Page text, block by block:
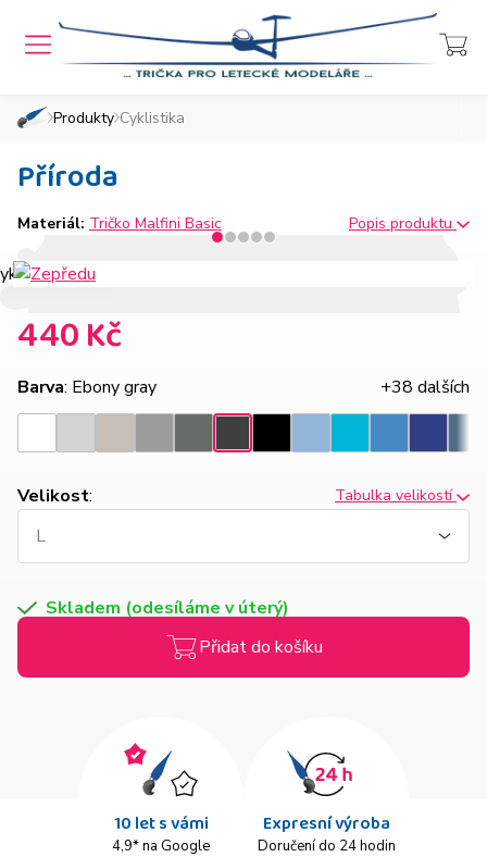
Domů Chcete také takový e-shop?
Přihlášení
»
Produkty »
Cyklistika
Příroda
Materiál: Tričko Malfini Basic Popis produktu
440 Kč
Barva: Ebony gray
+38 dalších
šedýšedášedýbřidlicegray
modrá
modrámodrá
Velikost: Tabulka velikostí
Skladem (odesíláme v úterý)
Přidat do košíku
10 let s vámi
4,9* na Google
Expresní výroba
Doručení do 24 hodin